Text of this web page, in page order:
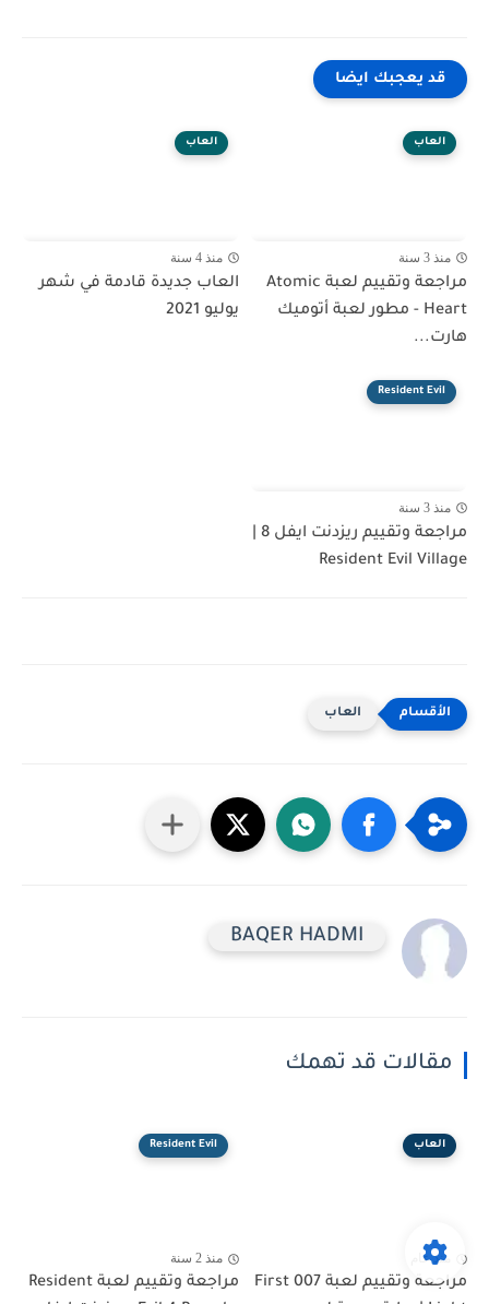
قد يعجبك ايضا
العاب
منذ 3 سنة
مراجعة وتقييم لعبة Atomic
Heart - مطور لعبة أتوميك
هارت...
العاب
منذ 4 سنة
العاب جديدة قادمة في شهر
يوليو 2021
Resident Evil
منذ 3 سنة
Resident Evil Village
العاب
BAQER HADMI
مقالات قد تهمك
العاب
منذ عام
مراجعة وتقييم لعبة 007 First
Resident Evil
منذ 2 سنة
مراجعة وتقييم لعبة Resident